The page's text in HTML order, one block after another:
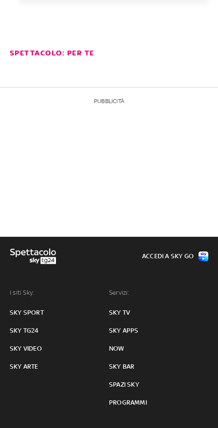
SPETTACOLO: PER TE
PUBBLICITÀ
I siti Sky:
SKY SPORT
SKY TG24
SKY VIDEO
SKY ARTE
Servizi:
SKY TV
SKY APPS
NOW
SKY BAR
SPAZI SKY
PROGRAMMI
ACCEDI A SKY GO